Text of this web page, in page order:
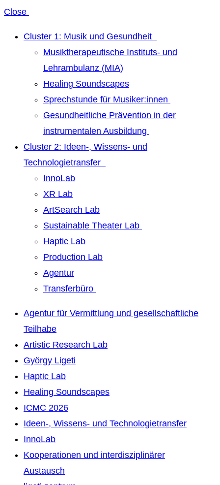
Close
Cluster 1: Musik und Gesundheit
Musiktherapeutische Instituts- und
Lehrambulanz (MIA)
Healing Soundscapes
Sprechstunde für Musiker:innen
Gesundheitliche Prävention in der
instrumentalen Ausbildung
Cluster 2: Ideen-, Wissens- und
Technologietransfer
InnoLab
XR Lab
ArtSearch Lab
Sustainable Theater Lab
Haptic Lab
Production Lab
Agentur
Transferbüro
Agentur für Vermittlung und gesellschaftliche
Teilhabe
Artistic Research Lab
György Ligeti
Haptic Lab
Healing Soundscapes
ICMC 2026
Ideen-, Wissens- und Technologietransfer
InnoLab
Kooperationen und interdisziplinärer
Austausch